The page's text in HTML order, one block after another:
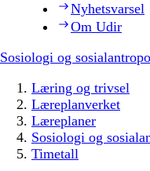
Nyhetsvarsel
Om Udir
Sosiologi og
Læring og trivsel
Læreplanverket
Læreplaner
Sosiologi og
Timetall